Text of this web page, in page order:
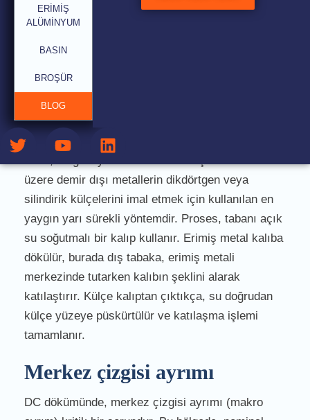
ERIMIŞ
ALÜMINYUM
BASIN
BROŞÜR
BLOG
Ultrasonik Tane İnceltme:
Doğrudan soğutma dökümü
üzere demir dışı metallerin dikdörtgen veya
silindirik külçelerini imal etmek için kullanılan en
yaygın yarı sürekli yöntemdir. Proses, tabanı açık
su soğutmalı bir kalıp kullanır. Erimiş metal kalıba
dökülür, burada dış tabaka, erimiş metali
merkezinde tutarken kalıbın şeklini alarak
katılaştırır. Külçe kalıptan çıktıkça, su doğrudan
külçe yüzeye püskürtülür ve katılaşma işlemi
tamamlanır.
Merkez çizgisi ayrımı
DC dökümünde, merkez çizgisi ayrımı (makro